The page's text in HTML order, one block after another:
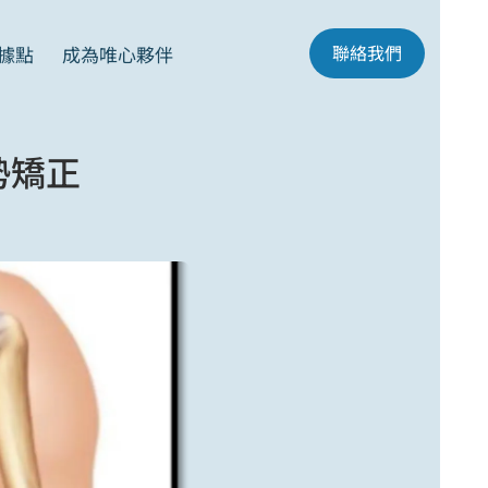
點 成為唯心夥伴 聯絡我們
正